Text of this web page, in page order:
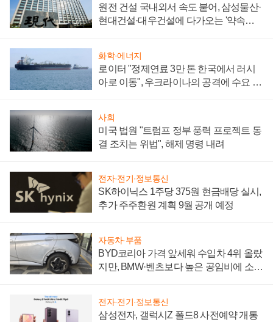
원전 건설 국내외서 속도 붙어, 삼성물산·
현대건설·대우건설에 다가오는 '약속의
화학·에너지
로이터 "정제연료 3만 톤 한국에서 러시
아로 이동", 우크라이나의 공격에 수요 늘
사회
미국 법원 "트럼프 정부 풍력 프로젝트 동
결 조치는 위법", 해제 명령 내려
전자·전기·정보통신
SK하이닉스 1주당 375원 현금배당 실시,
추가 주주환원 계획 9월 공개 예정
자동차·부품
BYD코리아 가격 앞세워 수입차 4위 올랐
지만, BMW·벤츠보다 높은 공임비에 소비
전자·전기·정보통신
삼성전자, 갤럭시Z 폴드8 사전예약 개통